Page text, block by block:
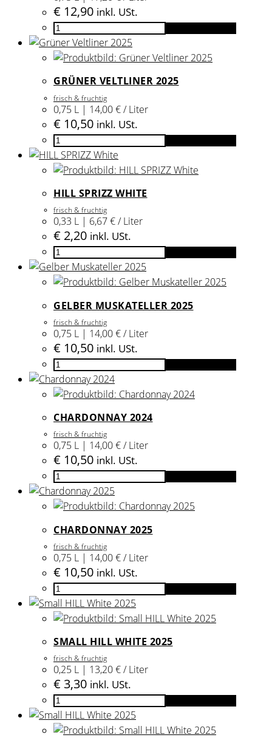
€ 12,90 inkl. USt.
Blanc
de
Noir
2025
Menge
GRÜNER VELTLINER 2025
frisch & fruchtig
0,75 L | 14,00 € / Liter
€ 10,50 inkl. USt.
Grüner
Veltliner
2025
HILL SPRIZZ WHITE
frisch & fruchtig
0,33 L | 6,67 € / Liter
€ 2,20 inkl. USt.
HILL
SPRIZZ
White
GELBER MUSKATELLER 2025
frisch & fruchtig
0,75 L | 14,00 € / Liter
€ 10,50 inkl. USt.
Gelber
Muskateller
2025
CHARDONNAY 2024
frisch & fruchtig
0,75 L | 14,00 € / Liter
€ 10,50 inkl. USt.
Chardonnay
2024
Menge
CHARDONNAY 2025
frisch & fruchtig
0,75 L | 14,00 € / Liter
€ 10,50 inkl. USt.
Chardonnay
2025
Menge
SMALL HILL WHITE 2025
frisch & fruchtig
0,25 L | 13,20 € / Liter
€ 3,30 inkl. USt.
Small
HILL
White